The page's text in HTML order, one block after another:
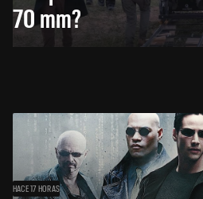
70 mm?
HACE 17 HORAS